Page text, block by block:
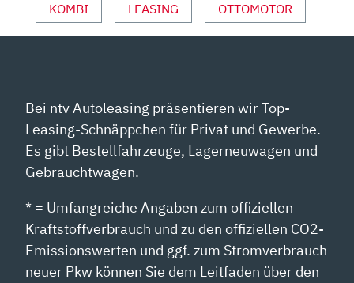
KOMBI LEASING OTTOMOTOR
Bei ntv Autoleasing präsentieren wir Top-
Leasing-Schnäppchen für Privat und Gewerbe.
Es gibt Bestellfahrzeuge, Lagerneuwagen und
Gebrauchtwagen.
* = Umfangreiche Angaben zum offiziellen
Kraftstoffverbrauch und zu den offiziellen CO2-
Emissionswerten und ggf. zum Stromverbrauch
neuer Pkw können Sie dem Leitfaden über den